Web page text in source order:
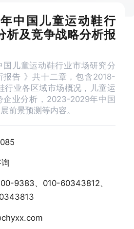
中国儿童运动鞋行
析及竞争战略分析报
国儿童运动鞋行业市场研究分
报告 》共十二章，包含2018-
行业各区域市场概况，儿童运
企业分析，2023-2029年中国
前景预测等内容。
9383、010-60343812、